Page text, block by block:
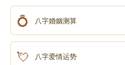
💍 八字婚姻测算
💘 八字爱情运势